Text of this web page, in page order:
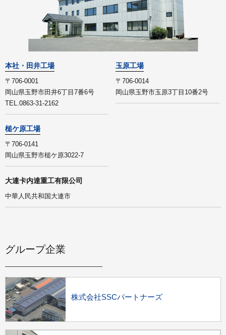
本社・田井工場
〒706-0001
岡山県玉野市田井6丁目7番6号
TEL.0863-31-2162
玉原工場
〒706-0014
岡山県玉野市玉原3丁目10番2号
槌ケ原工場
〒706-0141
岡山県玉野市槌ケ原3022-7
大連卡内達重工有限公司
中華人民共和国大連市
グループ企業
株式会社SSCパートナーズ